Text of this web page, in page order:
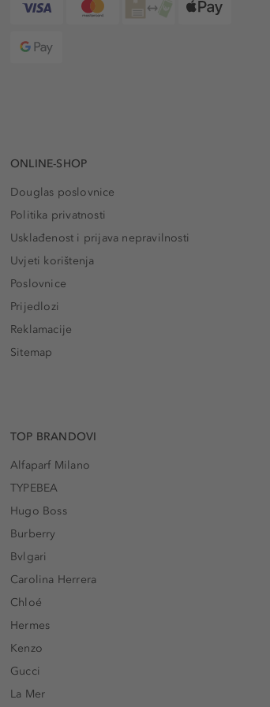
ONLINE-SHOP
Douglas poslovnice
Politika privatnosti
Usklađenost i prijava nepravilnosti
Uvjeti korištenja
Poslovnice
Prijedlozi
Reklamacije
Sitemap
TOP BRANDOVI
Alfaparf Milano
TYPEBEA
Hugo Boss
Burberry
Bvlgari
Carolina Herrera
Chloé
Hermes
Kenzo
Gucci
La Mer